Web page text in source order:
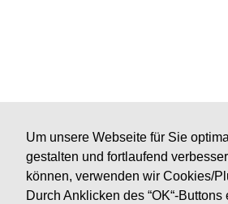
Um unsere Webseite für Sie
gestalten und fortlaufend
können, verwenden wir Cookies/
Durch Anklicken des “OK“-Buttons